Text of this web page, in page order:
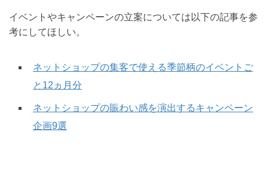
イベントやキャンペーンの立案については以下の記事を参
考にしてほしい。
ネットショップの集客で使える季節柄のイベントご
と12ヵ月分
ネットショップの賑わい感を演出するキャンペーン
企画9選